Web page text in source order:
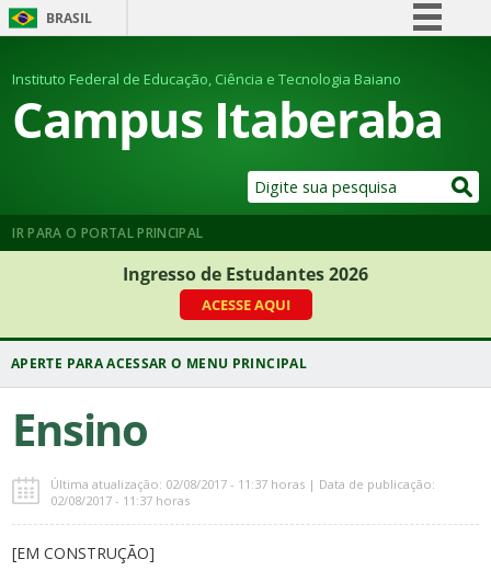
BRASIL
Comunica BR
Participe
Legislação
Instituto Federal de Educação, Ciência e Tecnologia Baiano
Campus Itaberaba
IR PARA O PORTAL PRINCIPAL
Ingresso de Estudantes 2026
ACESSE AQUI
Ensino
Última atualização: 02/08/2017 - 11:37 horas | Data de publicação:
02/08/2017 - 11:37 horas
[EM CONSTRUÇÃO]